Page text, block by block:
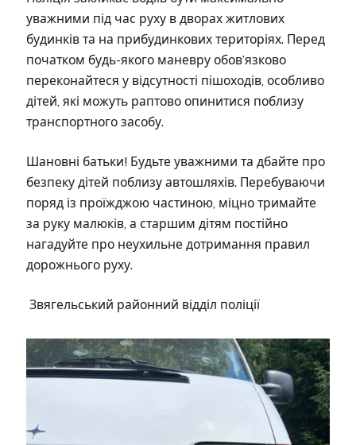
уважними під час руху в дворах житлових
будинків та на прибудинкових територіях. Перед
початком будь-якого маневру обов’язково
переконайтеся у відсутності пішоходів, особливо
дітей, які можуть раптово опинитися поблизу
транспортного засобу.
Шановні батьки! Будьте уважними та дбайте про
безпеку дітей поблизу автошляхів. Перебуваючи
поряд із проїжджою частиною, міцно тримайте
за руку малюків, а старшим дітям постійно
нагадуйте про неухильне дотримання правил
дорожнього руху.
Звягельський районний відділ поліції